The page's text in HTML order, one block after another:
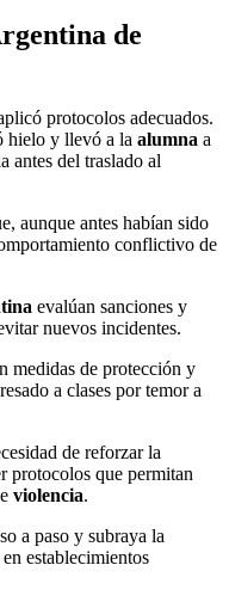
de
protocolos adecuados.
hielo y llevó a la alumna a
antes del traslado al
aunque antes habían sido
conflictivo de
evalúan sanciones y
nuevos incidentes.
medidas de protección y
a clases por temor a
de reforzar la
protocolos que permitan
violencia.
a paso y subraya la
establecimientos